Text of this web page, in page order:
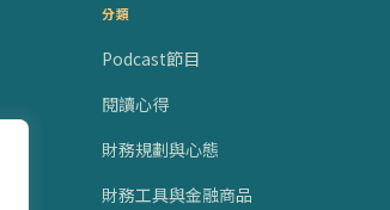
分類
Podcast節目
閱讀心得
財務規劃與心態
財務工具與金融商品